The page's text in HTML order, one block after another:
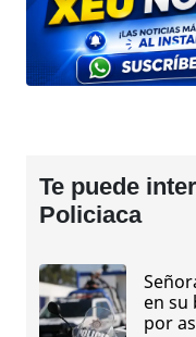
Te puede
Policiaca
en su
por